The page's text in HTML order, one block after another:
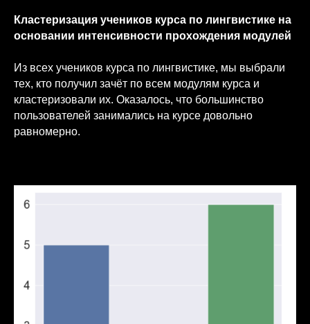
Кластеризация учеников курса по лингвистике на
основании интенсивности прохождения модулей
Из всех учеников курса по лингвистике, мы выбрали
тех, кто получил зачёт по всем модулям курса и
кластеризовали их. Оказалось, что большинство
пользователей занимались на курсе довольно
равномерно.